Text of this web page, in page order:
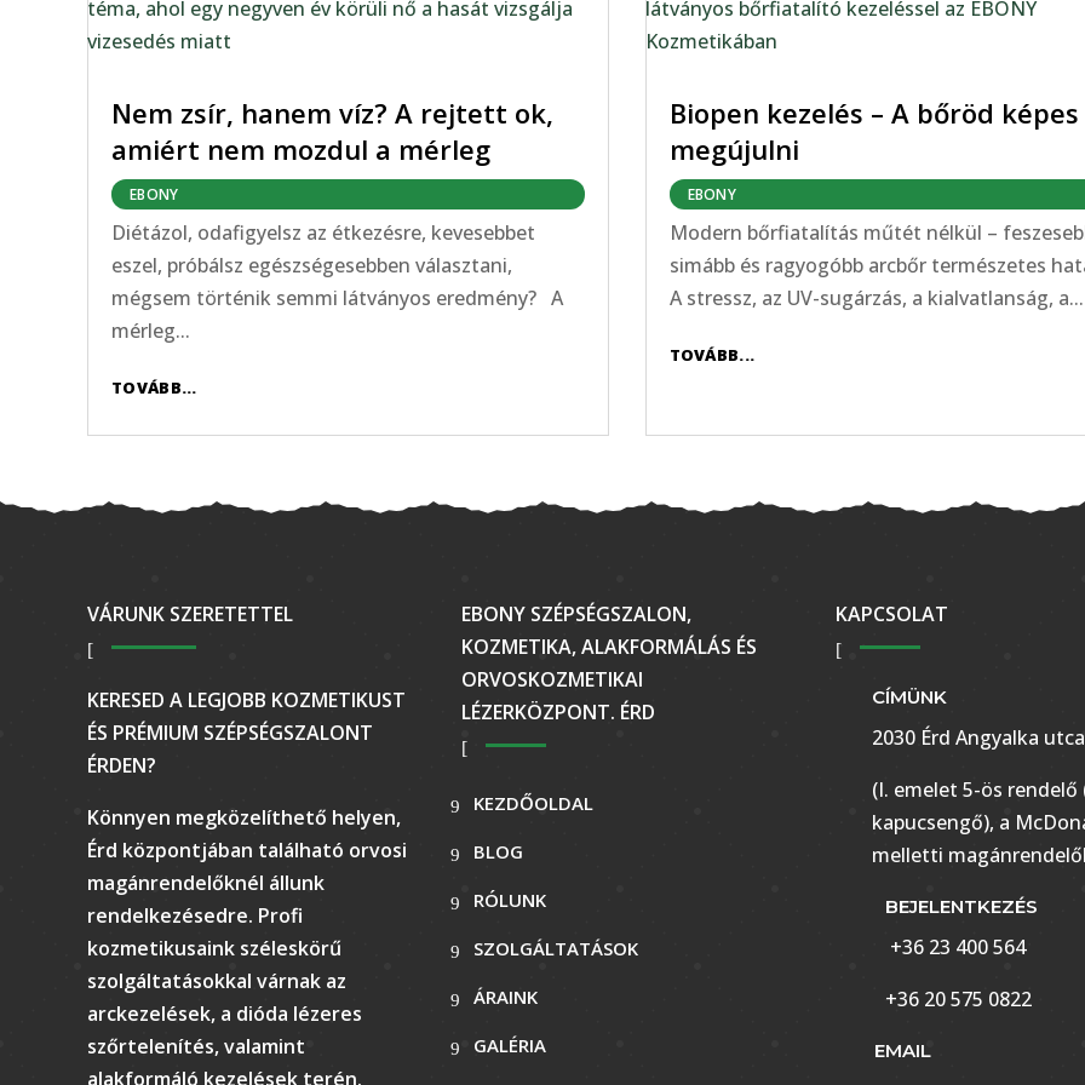
Nem zsír, hanem víz? A rejtett ok,
amiért nem mozdul a mérleg
EBONY
Diétázol, odafigyelsz az étkezésre, kevesebbet
eszel, próbálsz egészségesebben választani,
mégsem történik semmi látványos eredmény? A
mérleg...
TOVÁBB...
Biopen kezelés – A bőröd képes
megújulni
EBONY
Modern bőrfiatalítás műtét nélkül –
simább és ragyogóbb arcbőr természetes
A stressz, az UV-sugárzás, a kialvatlanság, a...
TOVÁBB...
VÁRUNK SZERETETTEL
KERESED A LEGJOBB KOZMETIKUST
ÉS PRÉMIUM SZÉPSÉGSZALONT
ÉRDEN?
Könnyen megközelíthető helyen,
Érd központjában található orvosi
magánrendelőknél állunk
rendelkezésedre. Profi
kozmetikusaink széleskörű
szolgáltatásokkal várnak az
arckezelések, a dióda lézeres
szőrtelenítés, valamint
alakformáló kezelések terén.
EBONY SZÉPSÉGSZALON,
KOZMETIKA, ALAKFORMÁLÁS ÉS
ORVOSKOZMETIKAI
LÉZERKÖZPONT. ÉRD
KEZDŐOLDAL
BLOG
RÓLUNK
SZOLGÁLTATÁSOK
ÁRAINK
GALÉRIA
KAPCSOLAT
CÍMÜNK
2030 Érd Angyalka
(I. emelet 5-ös rendelő
kapucsengő), a
melletti
BEJELENTKEZÉS
+36 23 400 564
+36 20 575 0822
EMAIL